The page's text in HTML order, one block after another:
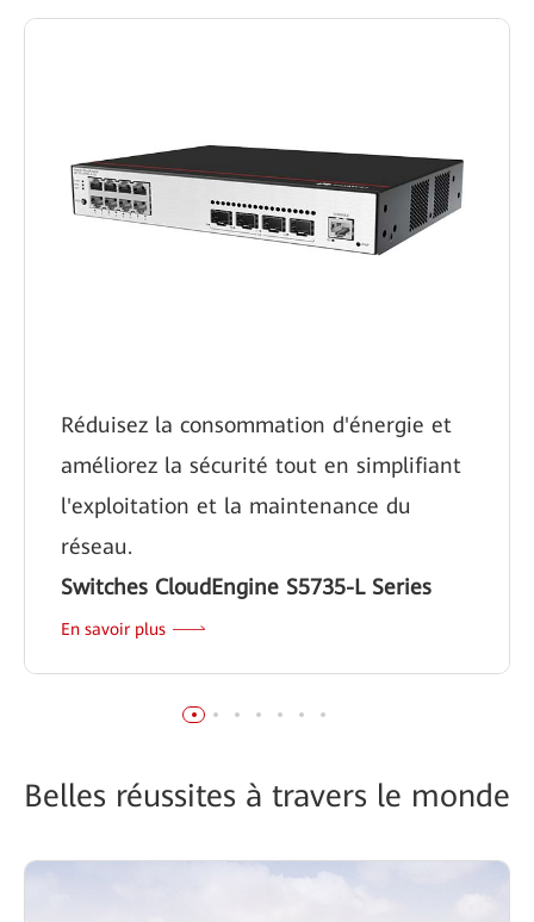
Réduisez la consommation d'énergie et
améliorez la sécurité tout en simplifiant
l'exploitation et la maintenance du
réseau.
Switches CloudEngine S5735-L Series
En savoir plus
Belles réussites à travers le monde